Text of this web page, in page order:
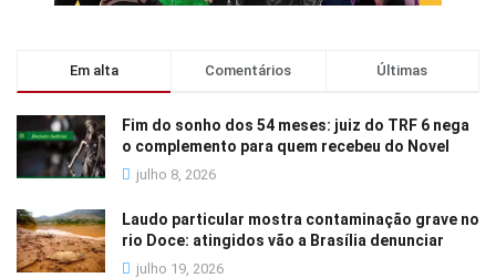
Em alta Comentários Últimas
Fim do sonho dos 54 meses: juiz do TRF 6 nega
o complemento para quem recebeu do Novel
julho 8, 2026
Laudo particular mostra contaminação grave no
rio Doce: atingidos vão a Brasília denunciar
julho 19, 2026